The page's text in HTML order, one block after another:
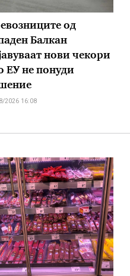
од
Балкан
нови чекори
ЕУ не понуди
2026 16:08